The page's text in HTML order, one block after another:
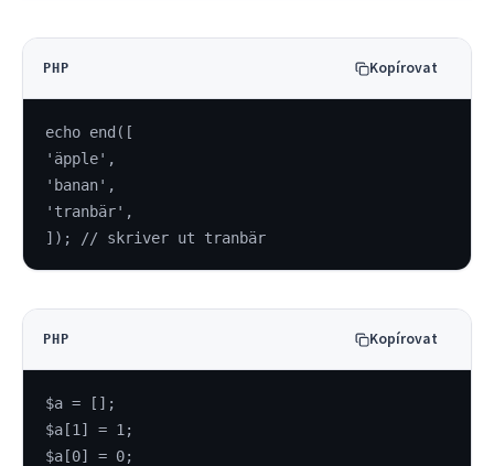
PHP Kopírovat
echo end([
'äpple',
'banan',
'tranbär',
]); // skriver ut tranbär
PHP Kopírovat
$a = [];
$a[1] = 1;
$a[0] = 0;